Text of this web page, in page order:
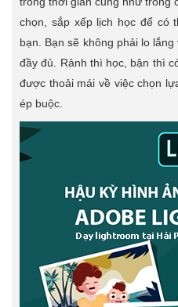
chọn, sắp xếp lịch học để có
bạn. Bạn sẽ không phải lo
đầy đủ. Rảnh thì học, bận thì
được thoải mái về việc chọn
ép buộc.